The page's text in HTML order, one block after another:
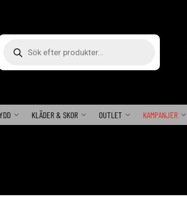
KLÄDER & SKOR OUTLET KAMPANJER